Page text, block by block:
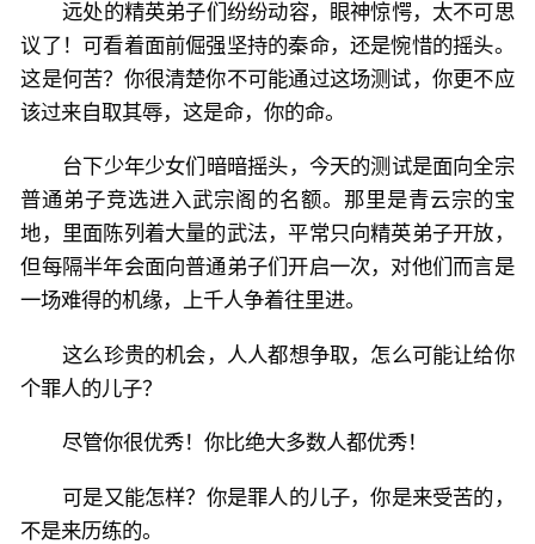
远处的精英弟子们纷纷动容，眼神惊愕，太不可思
议了！可看着面前倔强坚持的秦命，还是惋惜的摇头。
这是何苦？你很清楚你不可能通过这场测试，你更不应
该过来自取其辱，这是命，你的命。
台下少年少女们暗暗摇头，今天的测试是面向全宗
普通弟子竞选进入武宗阁的名额。那里是青云宗的宝
地，里面陈列着大量的武法，平常只向精英弟子开放，
但每隔半年会面向普通弟子们开启一次，对他们而言是
一场难得的机缘，上千人争着往里进。
这么珍贵的机会，人人都想争取，怎么可能让给你
个罪人的儿子？
尽管你很优秀！你比绝大多数人都优秀！
可是又能怎样？你是罪人的儿子，你是来受苦的，
不是来历练的。